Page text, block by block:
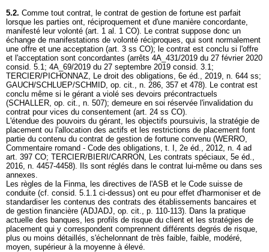
5.2. Comme tout contrat, le contrat de gestion de fortune est parfait
lorsque les parties ont, réciproquement et d'une manière concordante,
manifesté leur volonté (art. 1 al. 1 CO). Le contrat suppose donc un
échange de manifestations de volonté réciproques, qui sont normalement
une offre et une acceptation (art. 3 ss CO); le contrat est conclu si l'offre
et l'acceptation sont concordantes (arrêts 4A_431/2019 du 27 février 2020
consid. 5.1; 4A_69/2019 du 27 septembre 2019 consid. 3.1;
TERCIER/PICHONNAZ, Le droit des obligations, 6e éd., 2019, n. 644 ss;
GAUCH/SCHLUEP/SCHMID, op. cit., n. 286, 357 et 478). Le contrat est
conclu même si le gérant a violé ses devoirs précontractuels
(SCHALLER, op. cit., n. 507); demeure en soi réservée l'invalidation du
contrat pour vices du consentement (art. 24 ss CO).
L'étendue des pouvoirs du gérant, les objectifs poursuivis, la stratégie de
placement ou l'allocation des actifs et les restrictions de placement font
partie du contenu du contrat de gestion de fortune convenu (WERRO,
Commentaire romand - Code des obligations, t. I, 2e éd., 2012, n. 4 ad
art. 397 CO; TERCIER/BIERI/CARRON, Les contrats spéciaux, 5e éd.,
2016, n. 4457-4458). Ils sont réglés dans le contrat lui-même ou dans ses
annexes.
Les règles de la Finma, les directives de l'ASB et le Code suisse de
conduite (cf. consid. 5.1.1 ci-dessus) ont eu pour effet d'harmoniser et de
standardiser les contenus des contrats des établissements bancaires et
de gestion financière (ADJADJ, op. cit., p. 110-113). Dans la pratique
actuelle des banques, les profils de risque du client et les stratégies de
placement qui y correspondent comprennent différents degrés de risque,
plus ou moins détaillés, s'échelonnant de très faible, faible, modéré,
moyen, supérieur à la moyenne à élevé.